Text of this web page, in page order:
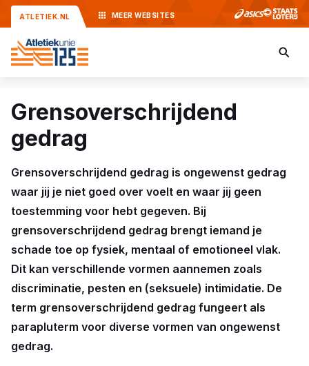
ATLETIEK.NL MEER WEBSITES
Grensoverschrijdend
gedrag
Grensoverschrijdend gedrag is ongewenst gedrag
waar jij je niet goed over voelt en waar jij geen
toestemming voor hebt gegeven. Bij
grensoverschrijdend gedrag brengt iemand je
schade toe op fysiek, mentaal of emotioneel vlak.
Dit kan verschillende vormen aannemen zoals
discriminatie, pesten en (seksuele) intimidatie. De
term grensoverschrijdend gedrag fungeert als
parapluterm voor diverse vormen van ongewenst
gedrag.